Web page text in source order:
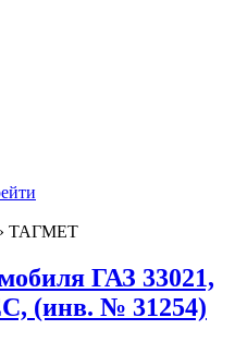
ТАГМЕТ
ГАЗ 33021,
(инв. № 31254)